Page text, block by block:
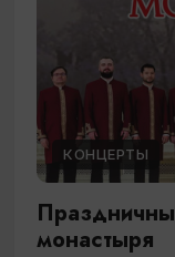
КОНЦЕРТЫ
монастыря